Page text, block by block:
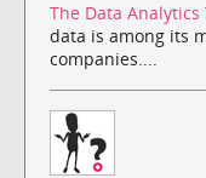
The Data
data is among its
companies....